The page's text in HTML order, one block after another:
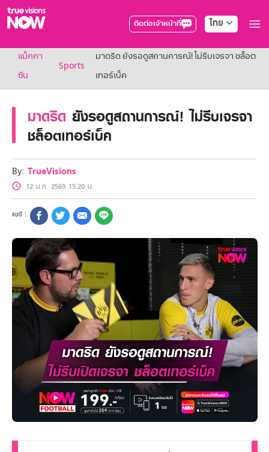
ติดต่อเจ้าหน้าที่ ไทย
True AF2026
แพ็กเกจ
NOW SPORTS
NOW Muay Thai
แพ็กเกจทรูวิชันส์นาวทั้งหมด
เคเบิลและจานดาวเทียม
สิทธิพิเศษ
สิทธิพิเศษลูกค้าทรูวิชั่นส์
Showtime
HoReCa
แพ็กเกจสำหรับผู้ประกอบการ
หาร้านร่วมรายการ
FAQs
แม็กกา
ซีน
Sports
มาดริด ยังรอดูสถานการณ์! ไม่รีบเจรจา ชล็อต
เทอร์เบ็ค
มาดริด ยังรอดูสถานการณ์! ไม่รีบเจรจา
ชล็อตเทอร์เบ็ค
By: TrueVisions
12 ม.ค. 2569 15:20 น.